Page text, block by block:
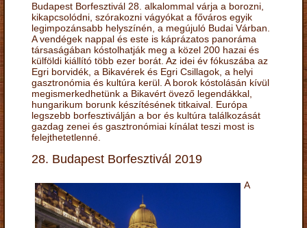
Budapest Borfesztivál 28. alkalommal várja a borozni,
kikapcsolódni, szórakozni vágyókat a főváros egyik
legimpozánsabb helyszínén, a megújuló Budai Várban.
A vendégek nappal és este is káprázatos panoráma
társaságában kóstolhatják meg a közel 200 hazai és
külföldi kiállító több ezer borát. Az idei év fókuszába az
Egri borvidék, a Bikavérek és Egri Csillagok, a helyi
gasztronómia és kultúra kerül. A borok kóstolásán kívül
megismerkedhetünk a Bikavért övező legendákkal,
hungarikum borunk készítésének titkaival. Európa
legszebb borfesztiválján a bor és kultúra találkozását
gazdag zenei és gasztronómiai kínálat teszi most is
felejthetetlenné.
28. Budapest Borfesztivál 2019
A